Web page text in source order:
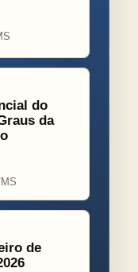
do
da
de